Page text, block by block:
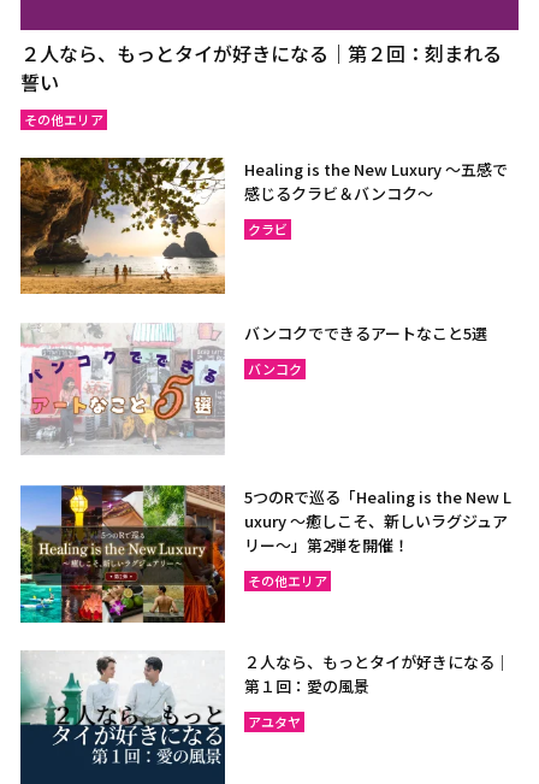
２人なら、もっとタイが好きになる｜第２回：刻まれる
誓い
その他エリア
Healing is the New Luxury ～五感で
感じるクラビ＆バンコク～
クラビ
バンコクでできるアートなこと5選
バンコク
5つのRで巡る「Healing is the New L
uxury ～癒しこそ、新しいラグジュア
リー〜」第2弾を開催！
その他エリア
２人なら、もっとタイが好きになる｜
第１回：愛の風景
アユタヤ